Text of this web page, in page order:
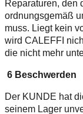
Reparaturen, den
ordnungsgemäß
muss. Liegt kein
wird CALEFFI
die nicht mehr
6 Beschwerden
Der KUNDE hat
seinem Lager